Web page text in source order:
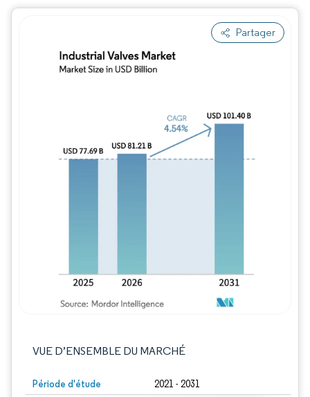
Partager
VUE D’ENSEMBLE DU MARCHÉ
Période d'étude 2021 - 2031